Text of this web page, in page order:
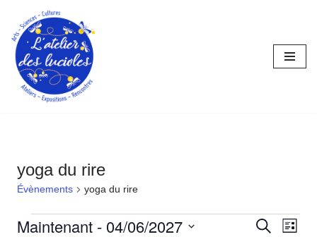
Aller
au
contenu
yoga du rire
Évènements yoga du rire
Recherche
Liste
Maintenant - 04/06/2027